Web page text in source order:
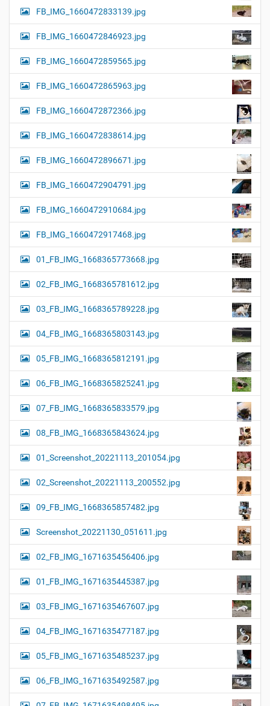
FB_IMG_1660472833139.jpg
FB_IMG_1660472846923.jpg
FB_IMG_1660472859565.jpg
FB_IMG_1660472865963.jpg
FB_IMG_1660472872366.jpg
FB_IMG_1660472838614.jpg
FB_IMG_1660472896671.jpg
FB_IMG_1660472904791.jpg
FB_IMG_1660472910684.jpg
FB_IMG_1660472917468.jpg
01_FB_IMG_1668365773668.jpg
02_FB_IMG_1668365781612.jpg
03_FB_IMG_1668365789228.jpg
04_FB_IMG_1668365803143.jpg
05_FB_IMG_1668365812191.jpg
06_FB_IMG_1668365825241.jpg
07_FB_IMG_1668365833579.jpg
08_FB_IMG_1668365843624.jpg
01_Screenshot_20221113_201054.jpg
02_Screenshot_20221113_200552.jpg
09_FB_IMG_1668365857482.jpg
Screenshot_20221130_051611.jpg
02_FB_IMG_1671635456406.jpg
01_FB_IMG_1671635445387.jpg
03_FB_IMG_1671635467607.jpg
04_FB_IMG_1671635477187.jpg
05_FB_IMG_1671635485237.jpg
06_FB_IMG_1671635492587.jpg